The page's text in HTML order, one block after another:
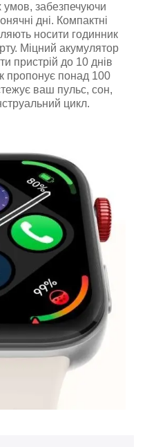
умов, забезпечуючи
дні. Компактні
носити годинник
Міцний акумулятор
пристрій до 10 днів
пропонує понад 100
ваш пульс, сон,
цикл.